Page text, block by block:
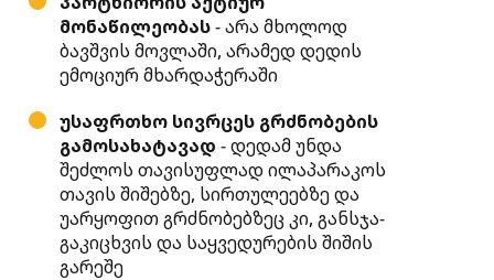
მონაწილეობას- არა მხოლოდ
ბავშვის მოვლაში, არამედ დედის
ემოციურ მხარდაჭერაში
უსაფრთხო სივრცეს გრძნობების
გამოსახატავად - დედამ უნდა
შეძლოს თავისუფლად ილაპარაკოს
თავის შიშებზე, სირთულეებზე და
უარყოფით გრძნობებზეც კი, განსჯა-
გაკიცხვის და საყვედურების შიშის
გარეშე